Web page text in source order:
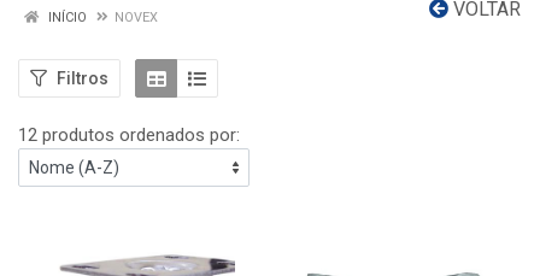
VOLTAR
INÍCIO NOVEX
Filtros
12 produtos ordenados por: